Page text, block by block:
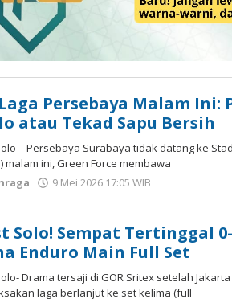
Persebaya Malam Ini:
atau Tekad Sapu Bersih
– Persebaya Surabaya tidak datang ke
malam ini, Green Force membawa
9 Mei 2026 17:05 WIB
Solo! Sempat Tertinggal
Enduro Main Full Set
Drama tersaji di GOR Sritex setelah
laga berlanjut ke set kelima (full